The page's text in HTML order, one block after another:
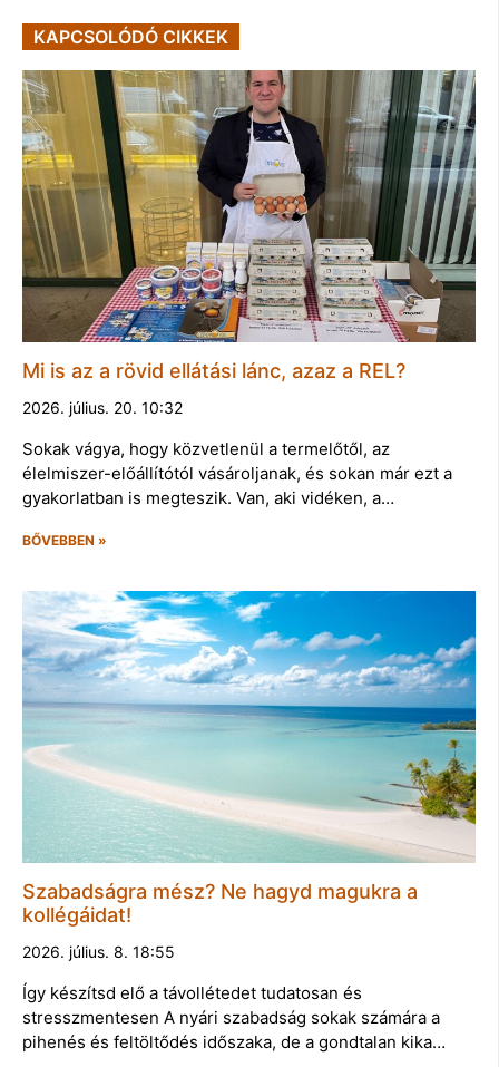
KAPCSOLÓDÓ CIKKEK
Mi is az a rövid ellátási lánc, azaz a REL?
2026. július. 20. 10:32
Sokak vágya, hogy közvetlenül a termelőtől, az
élelmiszer-előállítótól vásároljanak, és sokan már ezt a
gyakorlatban is megteszik. Van, aki vidéken, a…
BŐVEBBEN »
Szabadságra mész? Ne hagyd magukra a
kollégáidat!
2026. július. 8. 18:55
Így készítsd elő a távollétedet tudatosan és
stresszmentesen A nyári szabadság sokak számára a
pihenés és feltöltődés időszaka, de a gondtalan kika…